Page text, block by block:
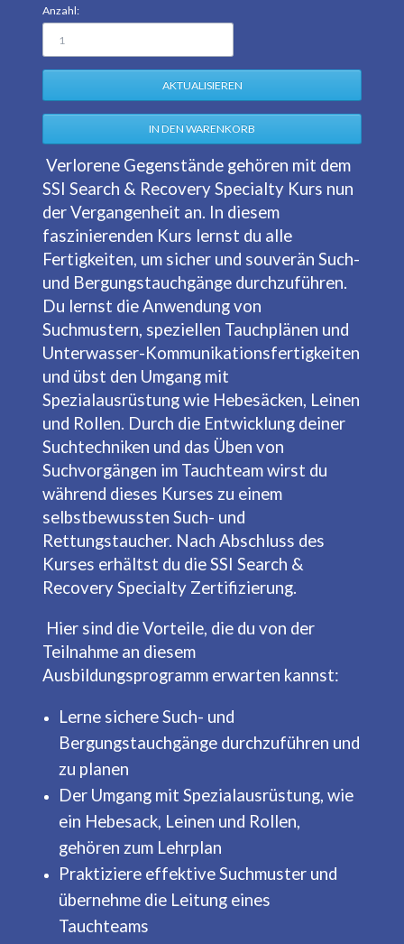
Anzahl:
Verlorene Gegenstände gehören mit dem
SSI Search & Recovery Specialty Kurs nun
der Vergangenheit an. In diesem
faszinierenden Kurs lernst du alle
Fertigkeiten, um sicher und souverän Such-
und Bergungstauchgänge durchzuführen.
Du lernst die Anwendung von
Suchmustern, speziellen Tauchplänen und
Unterwasser-Kommunikationsfertigkeiten
und übst den Umgang mit
Spezialausrüstung wie Hebesäcken, Leinen
und Rollen. Durch die Entwicklung deiner
Suchtechniken und das Üben von
Suchvorgängen im Tauchteam wirst du
während dieses Kurses zu einem
selbstbewussten Such- und
Rettungstaucher. Nach Abschluss des
Kurses erhältst du die SSI Search &
Recovery Specialty Zertifizierung.
Hier sind die Vorteile, die du von der
Teilnahme an diesem
Ausbildungsprogramm erwarten kannst:
Lerne sichere Such- und
Bergungstauchgänge durchzuführen und
zu planen
Der Umgang mit Spezialausrüstung, wie
ein Hebesack, Leinen und Rollen,
gehören zum Lehrplan
Praktiziere effektive Suchmuster und
übernehme die Leitung eines
Tauchteams